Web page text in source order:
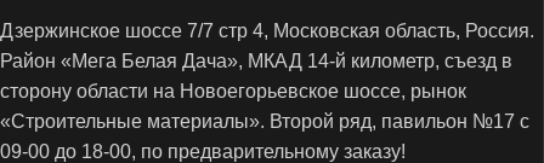
Дзержинское шоссе 7/7 стр 4, Московская область, Россия.
Район «Мега Белая Дача», МКАД 14-й километр, съезд в
сторону области на Новоегорьевское шоссе, рынок
«Строительные материалы». Второй ряд, павильон №17 с
09-00 до 18-00, по предварительному заказу!